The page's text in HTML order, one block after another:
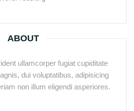
ABOUT
ullamcorper fugiat cupiditate
dui voluptatibus, adipisicing
non illum eligendi asperiores.